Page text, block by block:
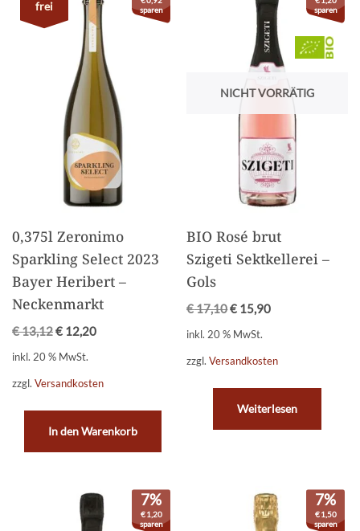
frei
sparen
0,375l Zeronimo
Sparkling Select 2023
Bayer Heribert –
Neckenmarkt
€13,12€ 12,20
inkl. 20 % MwSt.
zzgl. Versandkosten
In den Warenkorb
NICHT VORRÄTIG
sparen
BIO Rosé brut
Szigeti Sektkellerei –
Gols
€17,10€ 15,90
inkl. 20 % MwSt.
zzgl.Versandkosten
Weiterlesen
7%
€1,20
sparen
7%
€1,50
sparen